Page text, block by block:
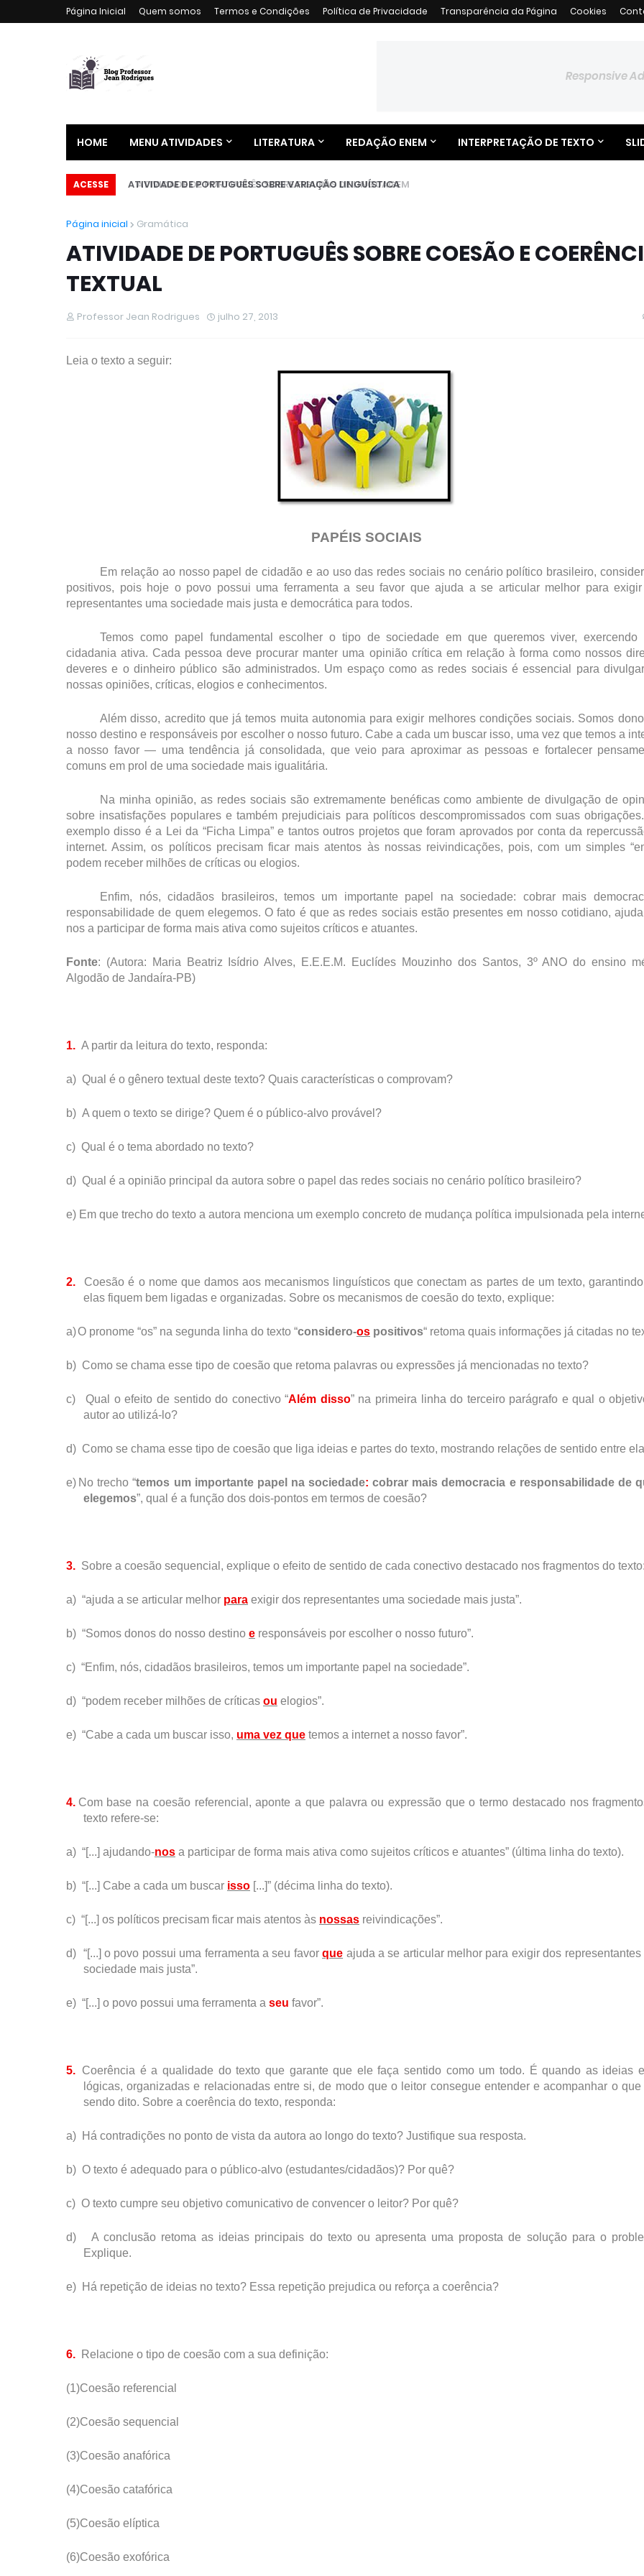
Página Inicial Quem somos Termos e Condições Política de Privacidade Transparência da Página Cookies
Responsive
HOME MENU ATIVIDADES LITERATURA REDAÇÃO ENEM INTERPRETAÇÃO DE TEXTO
ACESSE ATIVIDADE DE PORTUGUÊS SOBRE VARIAÇÃO LINGUÍSTICA
Página inicial Gramática
ATIVIDADE DE PORTUGUÊS SOBRE COESÃO E
TEXTUAL
Professor Jean Rodrigues julho 27, 2013
Leia o texto a seguir:
PAPÉIS SOCIAIS
Em relação ao nosso papel de cidadão e ao uso das redes sociais no cenário político brasileiro,
positivos, pois hoje o povo possui uma ferramenta a seu favor que ajuda a se articular melhor para
representantes uma sociedade mais justa e democrática para todos.
Temos como papel fundamental escolher o tipo de sociedade em que queremos viver, exercendo
cidadania ativa. Cada pessoa deve procurar manter uma opinião crítica em relação à forma como nossos
deveres e o dinheiro público são administrados. Um espaço como as redes sociais é essencial para
nossas opiniões, críticas, elogios e conhecimentos.
Além disso, acredito que já temos muita autonomia para exigir melhores condições sociais. Somos
nosso destino e responsáveis por escolher o nosso futuro. Cabe a cada um buscar isso, uma vez que temos a
a nosso favor — uma tendência já consolidada, que veio para aproximar as pessoas e fortalecer
comuns em prol de uma sociedade mais igualitária.
Na minha opinião, as redes sociais são extremamente benéficas como ambiente de divulgação de
sobre insatisfações populares e também prejudiciais para políticos descompromissados com suas
exemplo disso é a Lei da “Ficha Limpa” e tantos outros projetos que foram aprovados por conta da
internet. Assim, os políticos precisam ficar mais atentos às nossas reivindicações, pois, com um simples
podem receber milhões de críticas ou elogios.
Enfim, nós, cidadãos brasileiros, temos um importante papel na sociedade: cobrar mais
responsabilidade de quem elegemos. O fato é que as redes sociais estão presentes em nosso cotidiano,
nos a participar de forma mais ativa como sujeitos críticos e atuantes.
Fonte: (Autora: Maria Beatriz Isídrio Alves, E.E.E.M. Euclídes Mouzinho dos Santos, 3º ANO do ensino
Algodão de Jandaíra-PB)
1. A partir da leitura do texto, responda:
a) Qual é o gênero textual deste texto? Quais características o comprovam?
b) A quem o texto se dirige? Quem é o público-alvo provável?
c) Qual é o tema abordado no texto?
d) Qual é a opinião principal da autora sobre o papel das redes sociais no cenário político brasileiro?
e) Em que trecho do texto a autora menciona um exemplo concreto de mudança política impulsionada pela
2.
Coesão é o nome que damos aos mecanismos linguísticos que conectam as partes de um texto,
elas fiquem bem ligadas e organizadas. Sobre os mecanismos de coesão do texto, explique:
a)O pronome “os” na segunda linha do texto “considero-os positivos“ retoma quais informações já citadas no
b) Como se chama esse tipo de coesão que retoma palavras ou expressões já mencionadas no texto?
c) Qual o efeito de sentido do conectivo “Além disso” na primeira linha do terceiro parágrafo e qual o
autor ao utilizá-lo?
d) Como se chama esse tipo de coesão que liga ideias e partes do texto, mostrando relações de sentido entre
e) No trecho “temos um importante papel na sociedade: cobrar mais democracia e responsabilidade de
elegemos”, qual é a função dos dois-pontos em termos de coesão?
3. Sobre a coesão sequencial, explique o efeito de sentido de cada conectivo destacado nos fragmentos do
a) “ajuda a se articular melhor para exigir dos representantes uma sociedade mais justa”.
b) “Somos donos do nosso destino e responsáveis por escolher o nosso futuro”.
c) “Enfim, nós, cidadãos brasileiros, temos um importante papel na sociedade”.
d) “podem receber milhões de críticas ou elogios”.
e) “Cabe a cada um buscar isso, uma vez que temos a internet a nosso favor”.
4. Com base na coesão referencial, aponte a que palavra ou expressão que o termo destacado nos
texto refere-se:
a) “[...] ajudando-nos a participar de forma mais ativa como sujeitos críticos e atuantes” (última linha do texto).
b) “[...] Cabe a cada um buscar isso [...]” (décima linha do texto).
c) “[...] os políticos precisam ficar mais atentos às nossas reivindicações”.
d) “[...] o povo possui uma ferramenta a seu favorque ajuda a se articular melhor para exigir dos representantes
sociedade mais justa”.
e) “[...] o povo possui uma ferramenta a seu favor”.
5. Coerência é a qualidade do texto que garante que ele faça sentido como um todo. É quando as ideias
lógicas, organizadas e relacionadas entre si, de modo que o leitor consegue entender e acompanhar o que
sendo dito. Sobre a coerência do texto, responda:
a) Há contradições no ponto de vista da autora ao longo do texto? Justifique sua resposta.
b) O texto é adequado para o público-alvo (estudantes/cidadãos)? Por quê?
c) O texto cumpre seu objetivo comunicativo de convencer o leitor? Por quê?
d)
A conclusão retoma as ideias principais do texto ou apresenta uma proposta de solução para o
Explique.
e) Há repetição de ideias no texto? Essa repetição prejudica ou reforça a coerência?
6. Relacione o tipo de coesão com a sua definição:
(1)Coesão referencial
(2)Coesão sequencial
(3)Coesão anafórica
(4)Coesão catafórica
(5)Coesão elíptica
(6)Coesão exofórica